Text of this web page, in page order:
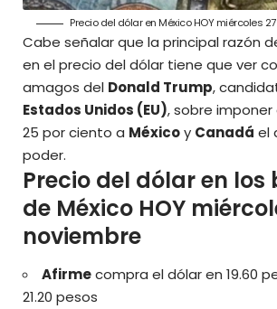
Precio del dólar en México HOY miércoles
Cabe señalar que la principal razón
en el precio del dólar tiene que ver
amagos del Donald Trump,
Estados Unidos (EU), sobre
25 por ciento a Méxicoy Canadá el
poder.
Precio del dólar en los
de México HOY
noviembre
Afirmecompra el dólar en 19.60
21.20 pesos